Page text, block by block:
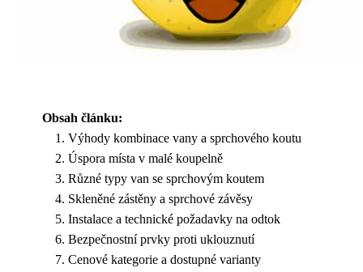
Obsah článku:
Výhody kombinace vany a sprchového koutu
Úspora místa v malé koupelně
Různé typy van se sprchovým koutem
Skleněné zástěny a sprchové závěsy
Instalace a technické požadavky na odtok
Bezpečnostní prvky proti uklouznutí
Cenové kategorie a dostupné varianty